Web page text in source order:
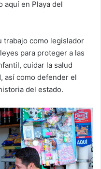
aquí en Playa del
trabajo como legislador
para proteger a las
cuidar la salud
así como defender el
del estado.